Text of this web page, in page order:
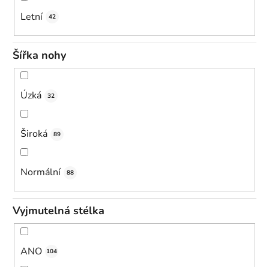
Letní 42
Šířka nohy
Úzká 32
Široká 89
Normální 88
Vyjmutelná stélka
ANO 104